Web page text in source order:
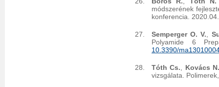
módszerének
konferencia.
Semperger O. V.
Polyamide 6
10.3390/
Tóth Cs.
Kovács
vizsgálata.